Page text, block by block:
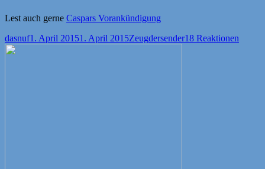
Lest auch gerne Caspars Vorankündigung
Autor
dasnufVeröffentlicht
1. April 20151. April 2015Kategorien
ZeugSchlagwörter
dersender18 Reaktionen